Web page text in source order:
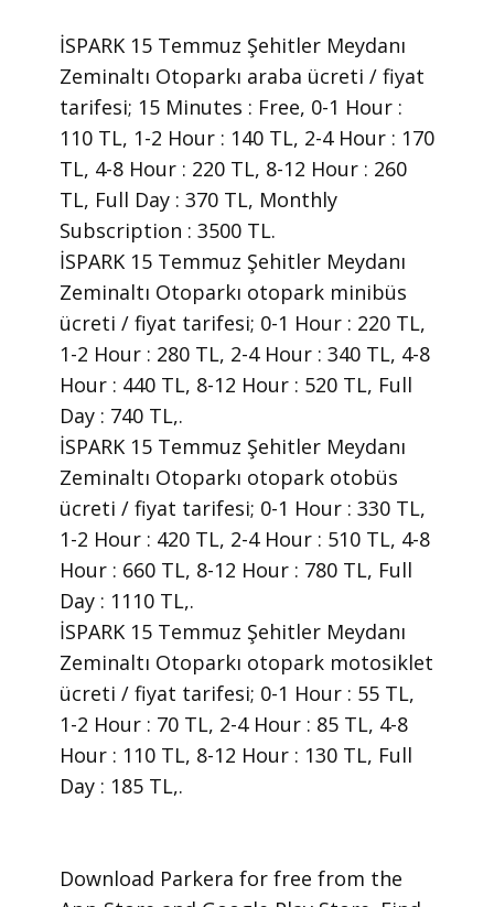
İSPARK 15 Temmuz Şehitler Meydanı
Zeminaltı Otoparkı araba ücreti / fiyat
tarifesi; 15 Minutes : Free, 0-1 Hour :
110 TL, 1-2 Hour : 140 TL, 2-4 Hour : 170
TL, 4-8 Hour : 220 TL, 8-12 Hour : 260
TL, Full Day : 370 TL, Monthly
Subscription : 3500 TL.
İSPARK 15 Temmuz Şehitler Meydanı
Zeminaltı Otoparkı otopark minibüs
ücreti / fiyat tarifesi; 0-1 Hour : 220 TL,
1-2 Hour : 280 TL, 2-4 Hour : 340 TL, 4-8
Hour : 440 TL, 8-12 Hour : 520 TL, Full
Day : 740 TL,.
İSPARK 15 Temmuz Şehitler Meydanı
Zeminaltı Otoparkı otopark otobüs
ücreti / fiyat tarifesi; 0-1 Hour : 330 TL,
1-2 Hour : 420 TL, 2-4 Hour : 510 TL, 4-8
Hour : 660 TL, 8-12 Hour : 780 TL, Full
Day : 1110 TL,.
İSPARK 15 Temmuz Şehitler Meydanı
Zeminaltı Otoparkı otopark motosiklet
ücreti / fiyat tarifesi; 0-1 Hour : 55 TL,
1-2 Hour : 70 TL, 2-4 Hour : 85 TL, 4-8
Hour : 110 TL, 8-12 Hour : 130 TL, Full
Day : 185 TL,.
​Download Parkera for free from the